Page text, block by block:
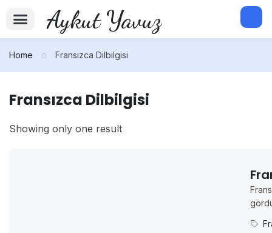
Aykut Yavuz
Home Fransızca Dilbilgisi
Fransızca Dilbilgisi
Showing only one result